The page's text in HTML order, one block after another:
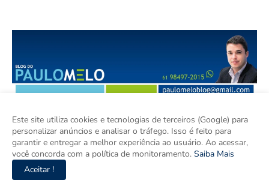
Este site utiliza cookies e tecnologias de terceiros (Google) para
personalizar anúncios e analisar o tráfego. Isso é feito para
garantir e entregar a melhor experiência ao usuário. Ao acessar,
você concorda com a política de monitoramento. Saiba Mais
Aceitar !